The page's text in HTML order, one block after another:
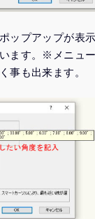
ップアップが表
ます。※メニュ
も出来ます。